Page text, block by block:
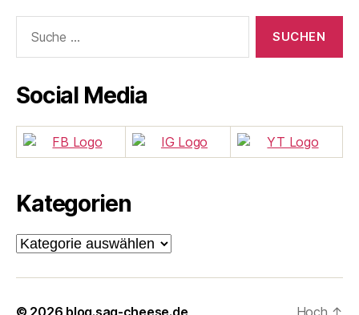
nach:
Social Media
Kategorien
Kategorien
© 2026 blog.sag-cheese.de Hoch ↑